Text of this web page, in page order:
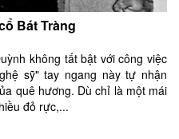
Bát Tràng
không tất bật với công việc
sỹ" tay ngang này tự nhận
quê hương. Dù chỉ là một mái
đỏ rực,...